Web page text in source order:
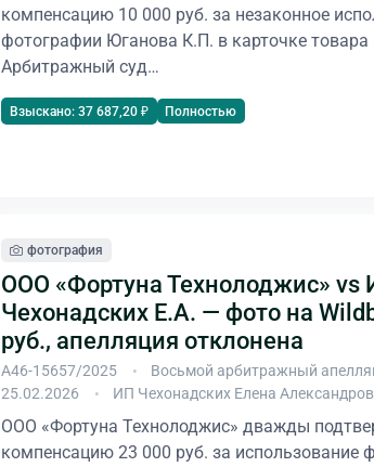
компенсацию 10 000 руб. за незаконное
фотографии Юганова К.П. в карточке товара
Арбитражный суд…
Взыскано: 37 687,20 ₽ Полностью
фотография
ООО «Фортуна Технолоджис» vs
Чехонадских Е.А. — фото на
руб., апелляция отклонена
А46-15657/2025
Восьмой арбитражный
25.02.2026
ИП Чехонадских Елена
ООО «Фортуна Технолоджис» дважды
компенсацию 23 000 руб. за использование